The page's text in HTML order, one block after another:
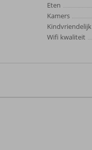
Eten
Kamers
Kindvriendelijk
Wifi kwaliteit